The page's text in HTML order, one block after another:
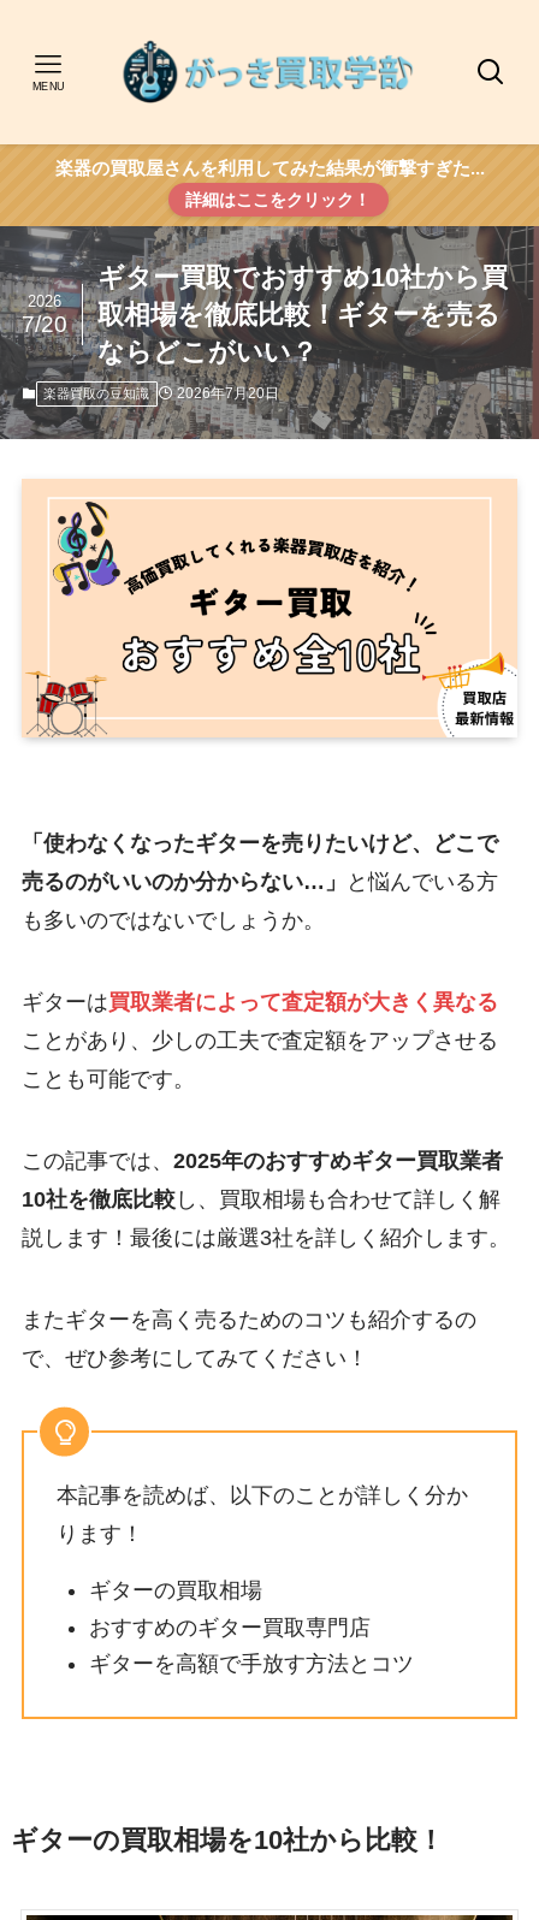
MENU
楽器の買取屋さんを利用してみた結果が衝撃すぎた...
詳細はここをクリック！
ギター買取でおすすめ10社から買
取相場を徹底比較！ギターを売る
ならどこがいい？
2026
7/20
楽器買取の豆知識 2026年7月20日
「使わなくなったギターを売りたいけど、どこで
売るのがいいのか分からない…」
と悩んでいる方
も多いのではないでしょうか。
ギターは買取業者によって査定額が大きく異なる
ことがあり、少しの工夫で査定額をアップさせる
ことも可能です。
この記事では、 2025年のおすすめギター買取業者
10社を徹底比較し、買取相場も合わせて詳しく解
説します！最後には厳選3社を詳しく紹介します。
またギターを高く売るためのコツも紹介するの
で、ぜひ参考にしてみてください！
本記事を読めば、以下のことが詳しく分か
ります！
ギターの買取相場
おすすめのギター買取専門店
ギターを高額で手放す方法とコツ
ギターの買取相場を10社から比較！